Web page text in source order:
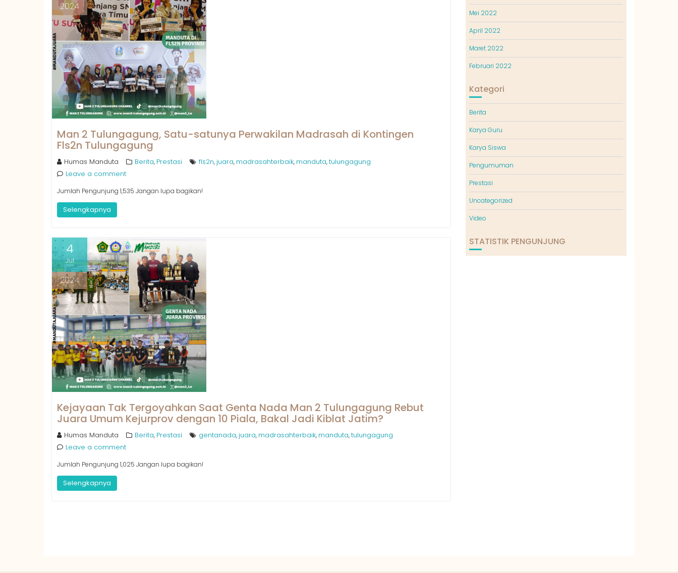
2024
Man 2 Tulungagung, Satu-satunya Perwakilan Madrasah di Kontingen
Fls2n Tulungagung
Humas Manduta Berita, Prestasi fls2n, juara, madrasahterbaik, manduta,tulungagung
Leave a comment
Jumlah Pengunjung 1,535 Jangan lupa bagikan!
Selengkapnya
4
Jul
2024
Kejayaan Tak Tergoyahkan Saat Genta Nada Man 2 Tulungagung Rebut
Juara Umum Kejurprov dengan 10 Piala, Bakal Jadi Kiblat Jatim?
Humas Manduta Berita, Prestasi gentanada, juara, madrasahterbaik, manduta,tulungagung
Leave a comment
Jumlah Pengunjung 1,025 Jangan lupa bagikan!
Selengkapnya
Mei 2022
April 2022
Maret 2022
Februari 2022
Kategori
Berita
Karya Guru
Karya Siswa
Pengumuman
Prestasi
Uncategorized
Video
STATISTIK PENGUNJUNG